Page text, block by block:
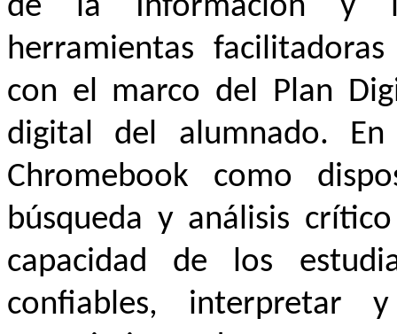
de la Información y
herramientas
con el marco del Plan
digital del alumnado.
Chromebook como
búsqueda y análisis
capacidad de los
confiables, interpretar